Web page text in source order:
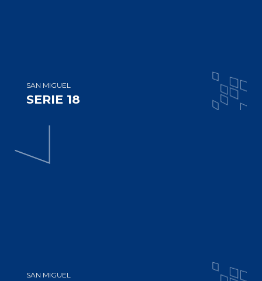
SAN MIGUEL
SERIE 18
SAN MIGUEL